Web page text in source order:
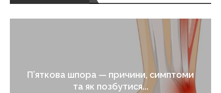
П’яткова шпора — причини, симптоми
та як позбутися...